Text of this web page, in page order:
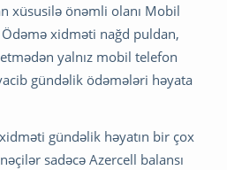
xüsusilə önəmli olanı Mobil
xidməti nağd puldan,
yalnız mobil telefon
gündəlik ödəmələri həyata
gündəlik həyatın bir çox
sadəcə Azercell balansı